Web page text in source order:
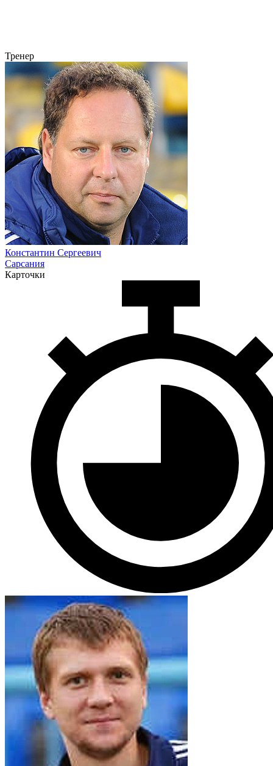
Тренер
Константин Сергеевич
Сарсания
Карточки